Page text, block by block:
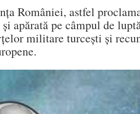
României, astfel
apărată pe câmpul de
militare turceşti și